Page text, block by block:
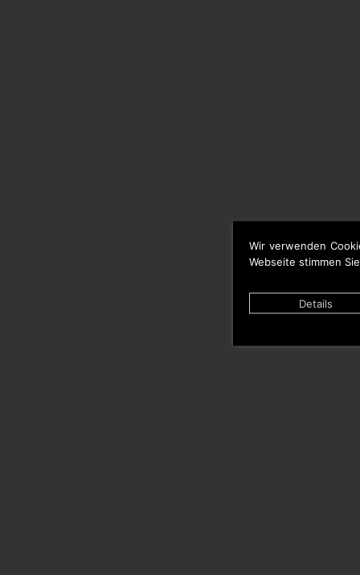
Wir verwenden
Webseite stimmen
Details